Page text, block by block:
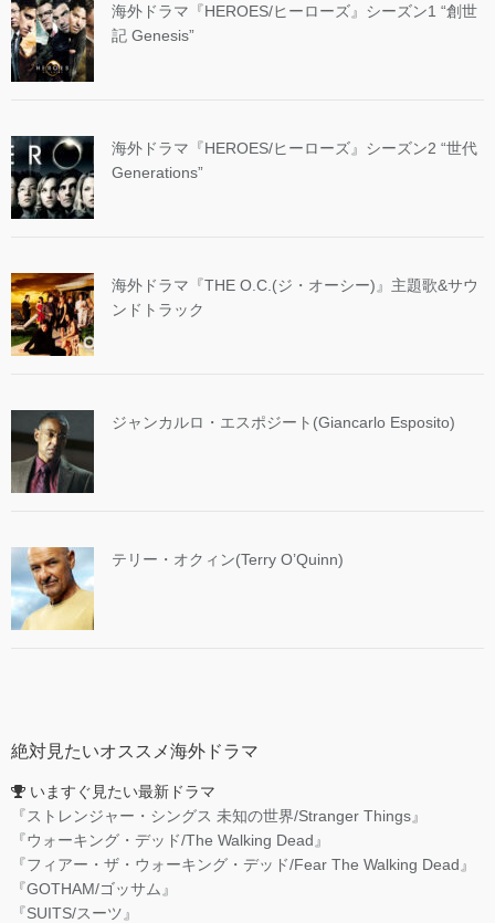
海外ドラマ『HEROES/ヒーローズ』シーズン1 “創世
記 Genesis”
海外ドラマ『HEROES/ヒーローズ』シーズン2 “世代
Generations”
海外ドラマ『THE O.C.(ジ・オーシー)』主題歌&サウ
ンドトラック
ジャンカルロ・エスポジート(Giancarlo Esposito)
テリー・オクィン(Terry O’Quinn)
絶対見たいオススメ海外ドラマ
いますぐ見たい最新ドラマ
『ストレンジャー・シングス 未知の世界/Stranger Things』
『ウォーキング・デッド/The Walking Dead』
『フィアー・ザ・ウォーキング・デッド/Fear The Walking Dead』
『GOTHAM/ゴッサム』
『SUITS/スーツ』